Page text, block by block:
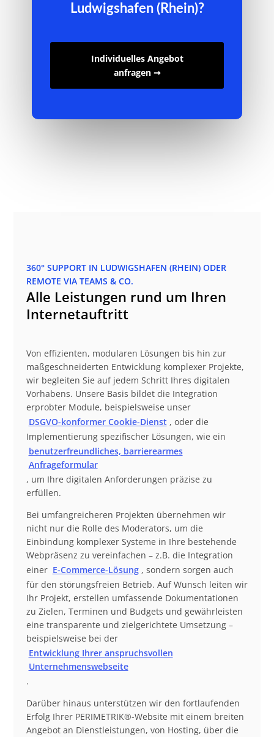
Ludwigshafen (Rhein)?
Individuelles Angebot
anfragen ➞
360° SUPPORT IN LUDWIGSHAFEN (RHEIN) ODER
REMOTE VIA TEAMS & CO.
Alle Leistungen rund um Ihren
Internetauftritt
Von effizienten, modularen Lösungen bis hin zur
maßgeschneiderten Entwicklung komplexer Projekte,
wir begleiten Sie auf jedem Schritt Ihres digitalen
Vorhabens. Unsere Basis bildet die Integration
erprobter Module, beispielsweise unser
DSGVO-konformer Cookie-Dienst , oder die
Implementierung spezifischer Lösungen, wie ein
benutzerfreundliches, barrierearmes
Anfrageformular
, um Ihre digitalen Anforderungen präzise zu
erfüllen.
Bei umfangreicheren Projekten übernehmen wir
nicht nur die Rolle des Moderators, um die
Einbindung komplexer Systeme in Ihre bestehende
Webpräsenz zu vereinfachen – z.B. die Integration
einer E-Commerce-Lösung , sondern sorgen auch
für den störungsfreien Betrieb. Auf Wunsch leiten wir
Ihr Projekt, erstellen umfassende Dokumentationen
zu Zielen, Terminen und Budgets und gewährleisten
eine transparente und zielgerichtete Umsetzung –
beispielsweise bei der
Entwicklung Ihrer anspruchsvollen
Unternehmenswebseite
.
Darüber hinaus unterstützen wir den fortlaufenden
Erfolg Ihrer PERIMETRIK®-Website mit einem breiten
Angebot an Dienstleistungen, von Hosting, über die